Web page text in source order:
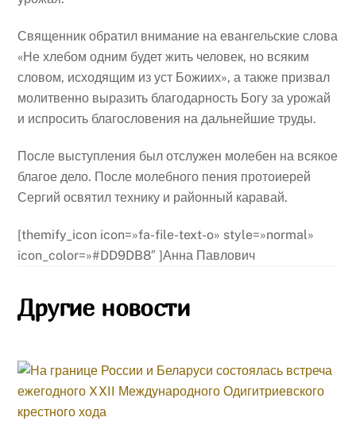
Священник обратил внимание на евангельские слова
«Не хлебом одним будет жить человек, но всяким
словом, исходящим из уст Божиих», а также призвал
молитвенно выразить благодарность Богу за урожай
и испросить благословения на дальнейшие труды.
После выступления был отслужен молебен на всякое
благое дело. После молебного пения протоиерей
Сергий освятил технику и районный каравай.
[themify_icon icon=»fa-file-text-o» style=»normal»
icon_color=»#DD9DB8″ ]Анна Павлович
Другие новости